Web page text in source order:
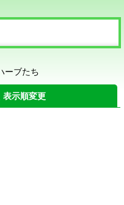
ーブたち
表示順変更